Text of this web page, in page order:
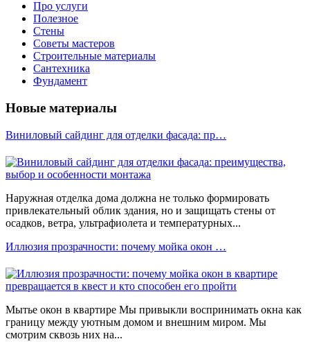
Про услуги
Полезное
Стены
Советы мастеров
Строительные материалы
Сантехника
Фундамент
Новые материалы
Виниловый сайдинг для отделки фасада: пр…
Наружная отделка дома должна не только формировать
привлекательный облик здания, но и защищать стены от
осадков, ветра, ультрафиолета и температурных...
Иллюзия прозрачности: почему мойка окон …
Мытье окон в квартире Мы привыкли воспринимать окна как
границу между уютным домом и внешним миром. Мы
смотрим сквозь них на...